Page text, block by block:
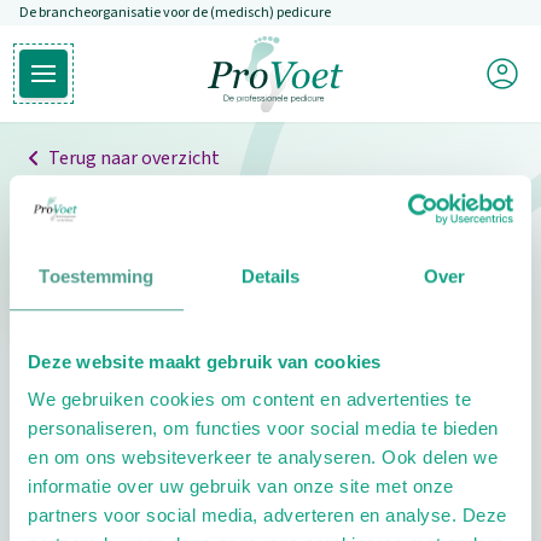
Toestemming Details Over
Deze website maakt gebruik van cookies
We gebruiken cookies om content en advertenties te
personaliseren, om functies voor social media te bieden
en om ons websiteverkeer te analyseren. Ook delen we
informatie over uw gebruik van onze site met onze
partners voor social media, adverteren en analyse. Deze
Overslaan en naar de inhoud gaan
De brancheorganisatie voor de (medisch) pedicure
Open hoofdmenu
Ga naar de homepagina
Mijn
Terug naar overzicht
Professionals
Pedicure niet gevonden
pedicure.